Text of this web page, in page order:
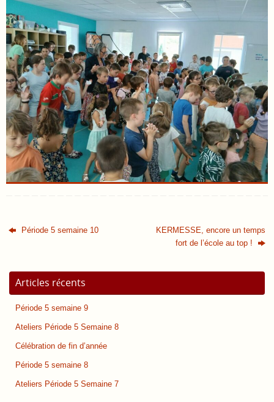
Période 5 semaine 10
KERMESSE, encore un temps
fort de l’école au top !
Articles récents
Période 5 semaine 9
Ateliers Période 5 Semaine 8
Célébration de fin d’année
Période 5 semaine 8
Ateliers Période 5 Semaine 7